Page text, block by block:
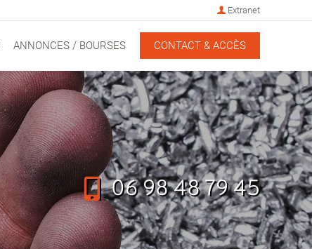
Extranet
ANNONCES / BOURSES CONTACT & ACCÈS
06 98 48 79 45